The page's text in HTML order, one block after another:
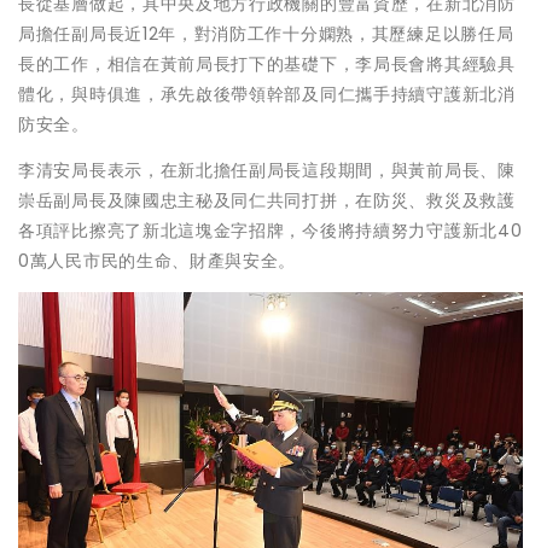
局擔任副局長近12年，對消防工作十分嫻熟，其歷練足以勝任局
長的工作，相信在黃前局長打下的基礎下，李局長會將其經驗具
體化，與時俱進，承先啟後帶領幹部及同仁攜手持續守護新北消
防安全。
李清安局長表示，在新北擔任副局長這段期間，與黃前局長、陳
崇岳副局長及陳國忠主秘及同仁共同打拼，在防災、救災及救護
各項評比擦亮了新北這塊金字招牌，今後將持續努力守護新北40
0萬人民市民的生命、財產與安全。